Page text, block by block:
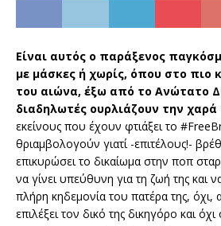
Είναι αυτός ο παράξενος
με μάσκες ή χωρίς, όπου στο πιο
του αιώνα, έξω από το Ανώτατο
διαδηλωτές ουρλιάζουν την χαρά
εκείνους που έχουν φτιάξει το
θριαμβολογούν γιατί -επιτέλους!-
επικυρώσει το δικαίωμα στην ποπ
να γίνει υπεύθυνη για τη ζωή της και
πλήρη κηδεμονία του πατέρα της, όχι,
επιλέξει τον δικό της δικηγόρο και